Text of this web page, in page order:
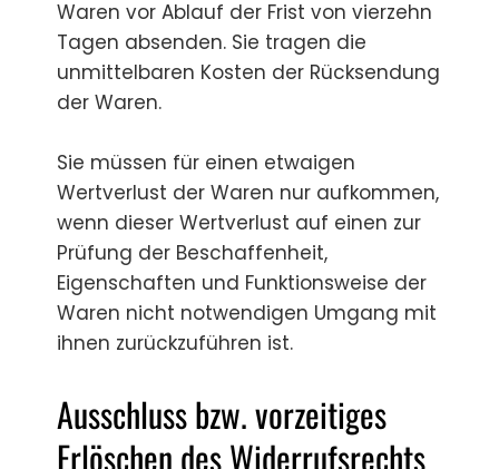
Waren vor Ablauf der Frist von vierzehn
Tagen absenden. Sie tragen die
unmittelbaren Kosten der Rücksendung
der Waren.
Sie müssen für einen etwaigen
Wertverlust der Waren nur aufkommen,
wenn dieser Wertverlust auf einen zur
Prüfung der Beschaffenheit,
Eigenschaften und Funktionsweise der
Waren nicht notwendigen Umgang mit
ihnen zurückzuführen ist.
Ausschluss bzw. vorzeitiges
Erlöschen des Widerrufsrechts